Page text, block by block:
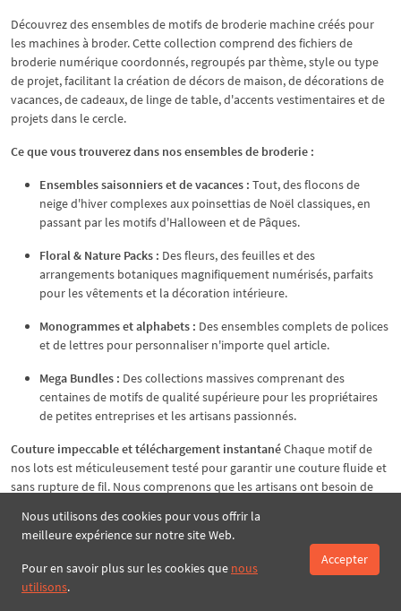
Découvrez des ensembles de motifs de broderie machine créés pour
les machines à broder. Cette collection comprend des fichiers de
broderie numérique coordonnés, regroupés par thème, style ou type
de projet, facilitant la création de décors de maison, de décorations de
vacances, de cadeaux, de linge de table, d'accents vestimentaires et de
projets dans le cercle.
Ce que vous trouverez dans nos ensembles de broderie :
Ensembles saisonniers et de vacances : Tout, des flocons de
neige d'hiver complexes aux poinsettias de Noël classiques, en
passant par les motifs d'Halloween et de Pâques.
Floral & Nature Packs : Des fleurs, des feuilles et des
arrangements botaniques magnifiquement numérisés, parfaits
pour les vêtements et la décoration intérieure.
Monogrammes et alphabets : Des ensembles complets de polices
et de lettres pour personnaliser n'importe quel article.
Mega Bundles : Des collections massives comprenant des
centaines de motifs de qualité supérieure pour les propriétaires
de petites entreprises et les artisans passionnés.
Couture impeccable et téléchargement instantanéChaque motif de
nos lots est méticuleusement testé pour garantir une couture fluide et
sans rupture de fil. Nous comprenons que les artisans ont besoin de
broderie à la machine sont disponibles pour un
instantanédès la fin de votre commande.
Compatible avec votre machineNos fichiers de broderie numérique
sont fournis dans un dossier zippé contenant plusieurs tailles et les
Nous utilisons des cookies pour vous offrir la
meilleure expérience sur notre site Web.
Pour en savoir plus sur les cookies que nous
utilisons.
Accepter